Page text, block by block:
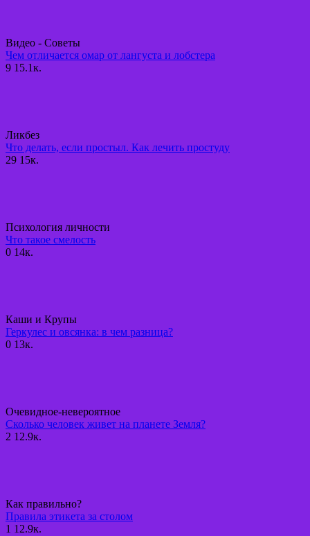
Видео - Советы
Чем отличается омар от лангуста и лобстера
9 15.1к.
Ликбез
Что делать, если простыл. Как лечить простуду
29 15к.
Психология личности
Что такое смелость
0 14к.
Каши и Крупы
Геркулес и овсянка: в чем разница?
0 13к.
Очевидное-невероятное
Сколько человек живет на планете Земля?
2 12.9к.
Как правильно?
Правила этикета за столом
1 12.9к.